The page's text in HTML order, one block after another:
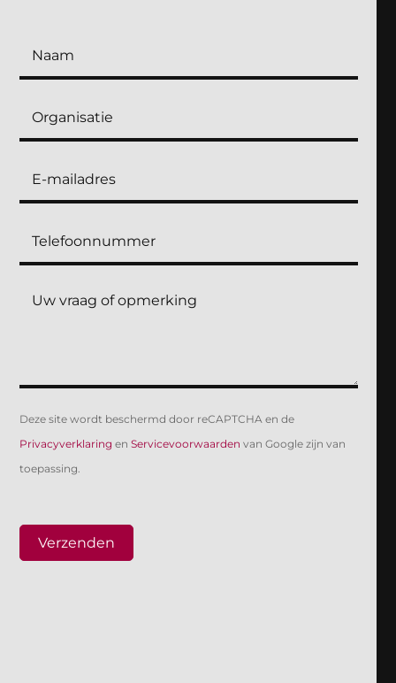
Contactformulier
Deze site wordt beschermd door reCAPTCHA en de
Privacyverklaring enServicevoorwaarden van Google zijn van
toepassing.
Verzenden